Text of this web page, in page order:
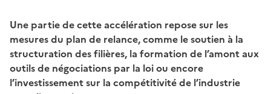
Une partie de cette accélération repose sur les
mesures du plan de relance, comme le soutien à la
structuration des filières, la formation de l’amont aux
outils de négociations par la loi ou encore
l’investissement sur la compétitivité de l’industrie